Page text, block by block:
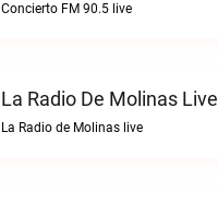
Concierto FM 90.5 live
La Radio De Molinas Live
La Radio de Molinas live